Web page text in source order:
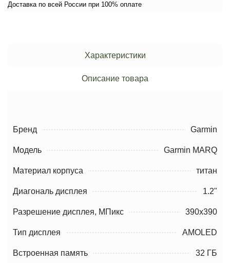
Доставка по всей России при 100% оплате
Характеристики
Описание товара
Бренд Garmin
Модель Garmin MARQ
Материал корпуса титан
Диагональ дисплея 1.2"
Разрешение дисплея, МПикс 390х390
Тип дисплея AMOLED
Встроенная память 32 ГБ